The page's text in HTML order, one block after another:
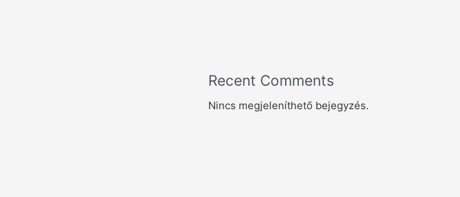
Recent Comments
Nincs megjeleníthető bejegyzés.